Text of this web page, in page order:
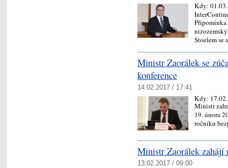
Kdy:
Připomínka
Stoelem
Ministr Zaorálek se
konference
14.02.2017 / 17:41
Kdy:
Ministr
19. února
ročníku
Ministr Zaorálek zahájí
13.02.2017 / 09:00